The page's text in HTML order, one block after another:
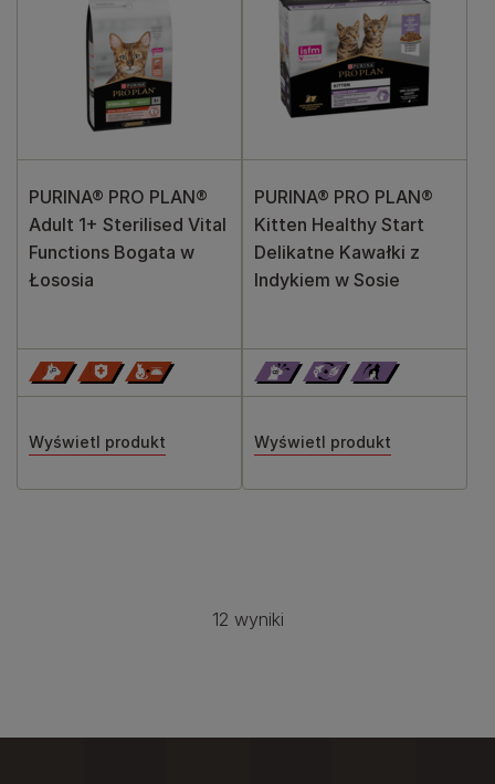
PURINA® PRO PLAN®
Adult 1+ Sterilised Vital
Functions Bogata w
Łososia
Wyświetl produkt
PURINA® PRO PLAN®
Kitten Healthy Start
Delikatne Kawałki z
Indykiem w Sosie
Wyświetl produkt
12 wynikiStronicowanie